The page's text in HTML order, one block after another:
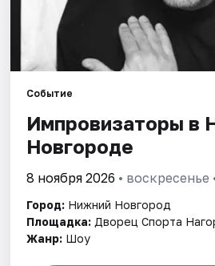
Событие
Импровизаторы в
Новгороде
8 ноября 2026 • воскресенье
Город: Нижний Новгород
Площадка: Дворец Спорта
Жанр: Шоу